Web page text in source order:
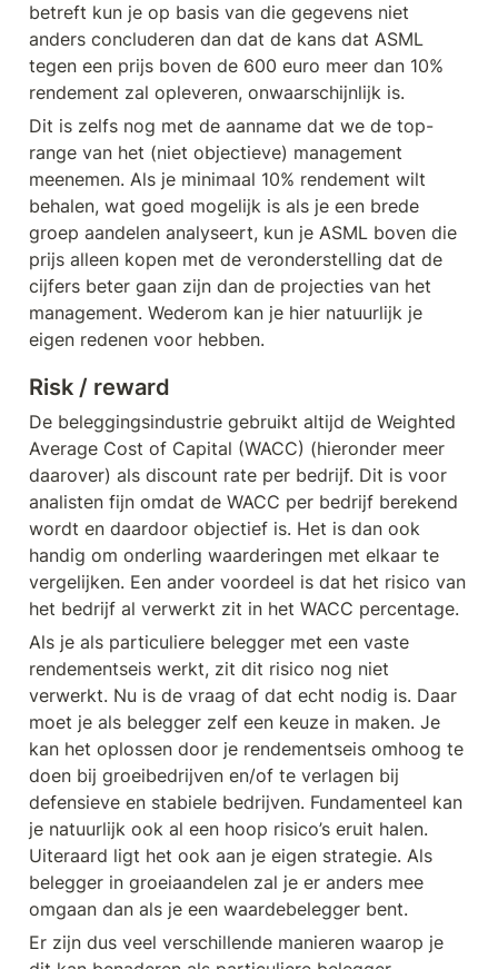
betreft kun je op basis van die gegevens niet
anders concluderen dan dat de kans dat ASML
tegen een prijs boven de 600 euro meer dan 10%
rendement zal opleveren, onwaarschijnlijk is.
Dit is zelfs nog met de aanname dat we de top-
range van het (niet objectieve) management
meenemen. Als je minimaal 10% rendement wilt
behalen, wat goed mogelijk is als je een brede
groep aandelen analyseert, kun je ASML boven die
prijs alleen kopen met de veronderstelling dat de
cijfers beter gaan zijn dan de projecties van het
management. Wederom kan je hier natuurlijk je
eigen redenen voor hebben.
Risk / reward
De beleggingsindustrie gebruikt altijd de Weighted
Average Cost of Capital (WACC) (hieronder meer
daarover) als discount rate per bedrijf. Dit is voor
analisten fijn omdat de WACC per bedrijf berekend
wordt en daardoor objectief is. Het is dan ook
handig om onderling waarderingen met elkaar te
vergelijken. Een ander voordeel is dat het risico van
het bedrijf al verwerkt zit in het WACC percentage.
Als je als particuliere belegger met een vaste
rendementseis werkt, zit dit risico nog niet
verwerkt. Nu is de vraag of dat echt nodig is. Daar
moet je als belegger zelf een keuze in maken. Je
kan het oplossen door je rendementseis omhoog te
doen bij groeibedrijven en/of te verlagen bij
defensieve en stabiele bedrijven. Fundamenteel kan
je natuurlijk ook al een hoop risico’s eruit halen.
Uiteraard ligt het ook aan je eigen strategie. Als
belegger in groeiaandelen zal je er anders mee
omgaan dan als je een waardebelegger bent.
Er zijn dus veel verschillende manieren waarop je